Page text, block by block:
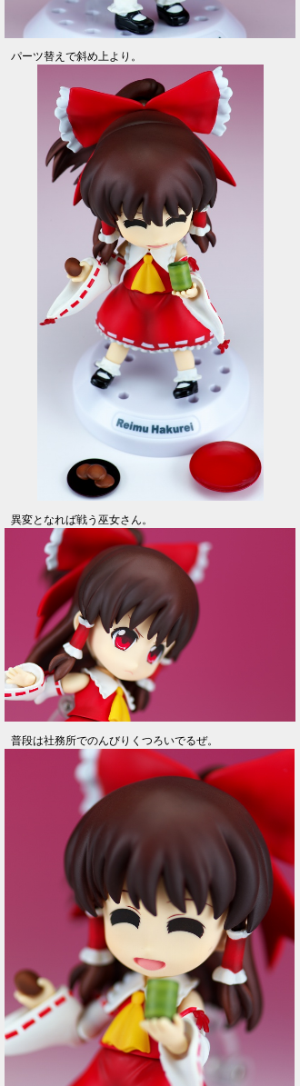
パーツ替えで斜め上より。
異変となれば戦う巫女さん。
普段は社務所でのんびりくつろいでるぜ。